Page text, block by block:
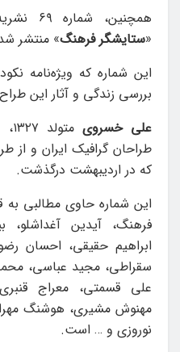
همچنین، شماره ۶۹ نشریه «
«ستایشگر فرهنگ» منتشر
این شماره که ویژه‌نامه
بررسی زندگی و آثار این
علی خسروی
طراحان گرافیک ایران و از
که در اردیبهشت‌ درگذشت.
این شماره حاوی مطالبی
فرهنگ، آیدین آغداشلو،
ابراهیم حقیقی، احسان
سقراطی، مجید عباسی،
علی قسمتی، معراج
مهنوش مشیری، هوشنگ
نوروزی و … است.